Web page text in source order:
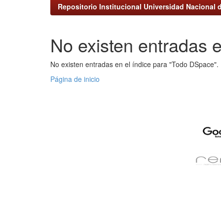
Repositorio Institucional Universidad Nacional
No existen entradas
No existen entradas en el índice para "Todo DSpace".
Página de inicio